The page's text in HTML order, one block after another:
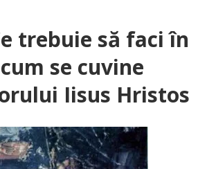
trebuie să faci în
se cuvine
Iisus Hristos